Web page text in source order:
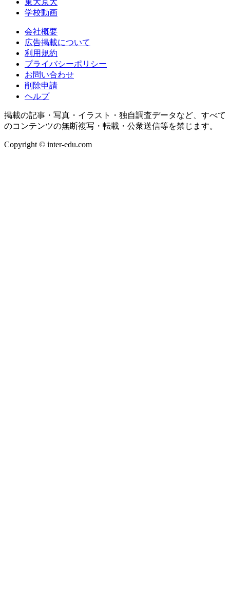
学校動画
会社概要
広告掲載について
利用規約
プライバシーポリシー
お問い合わせ
削除申請
ヘルプ
掲載の記事・写真・イラスト・独自調査データなど、すべて
のコンテンツの無断複写・転載・公衆送信等を禁じます。
Copyright © inter-edu.com